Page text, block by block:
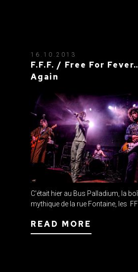
16.10.2013
F.F.F. / Free For
Again
C'était hier au Bus Palladium, la
mythique de la rue Fontaine, les
READ MORE